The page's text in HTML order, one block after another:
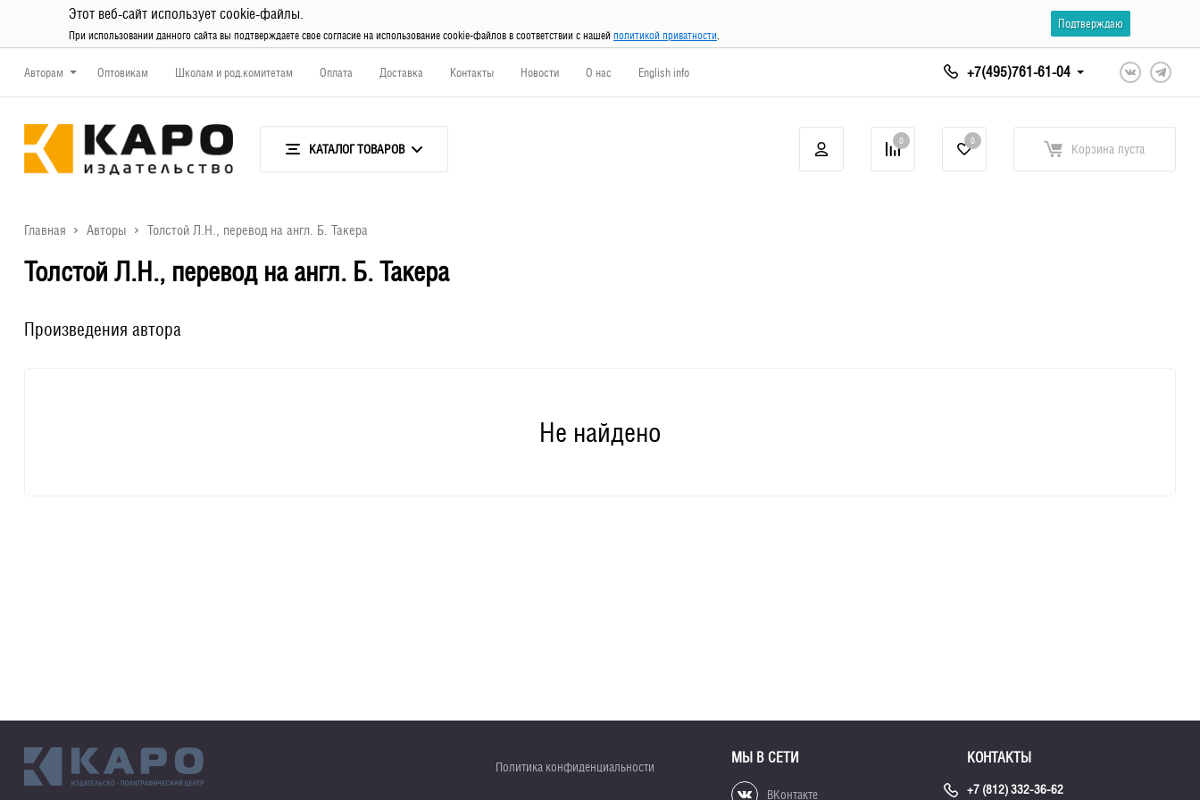
Этот веб-сайт использует cookie-файлы.
При использовании данного сайта вы подтверждаете свое согласие на использование cookie-файлов в соответствии с нашей политикой приватности.
Подтверждаю
Авторам Оптовикам Школам и род.комитетам Оплата Доставка Контакты Новости О нас English info +7(495)761-61-04
КАТАЛОГ ТОВАРОВ
0 0
Корзина пуста
Главная Авторы Толстой Л.Н., перевод на англ. Б. Такера
Толстой Л.Н., перевод на англ. Б. Такера
Произведения автора
Не найдено
Политика конфиденциальности
МЫ В СЕТИ
ВКонтакте
КОНТАКТЫ
+7 (812) 332-36-62